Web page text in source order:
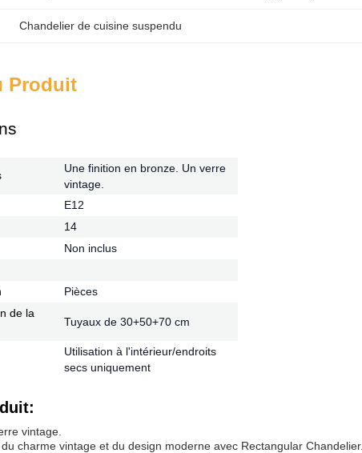
Chandelier de cuisine suspendu
Produit
Une finition en bronze. Un verre
vintage.
E12
14
Non inclus
Pièces
de la
Tuyaux de 30+50+70 cm
Utilisation à l'intérieur/endroits
secs uniquement
vintage.
charme vintage et du design moderne avec Rectangular Chandelier.